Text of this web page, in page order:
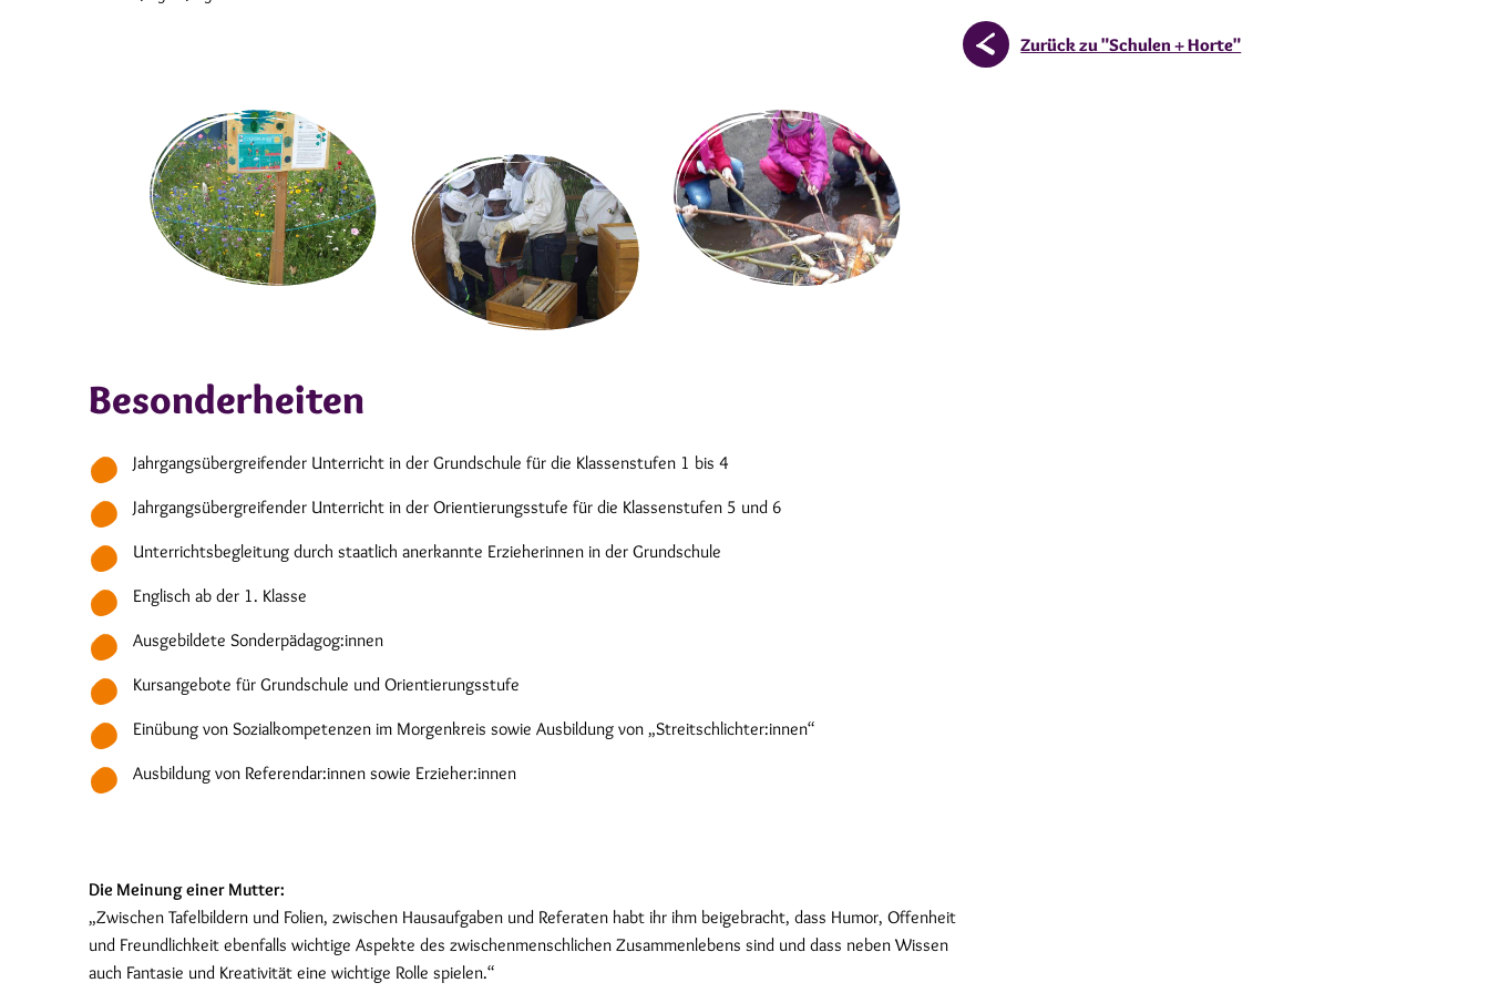
Besonderheiten
Jahrgangsübergreifender Unterricht in der Grundschule für die Klassenstufen 1 bis 4
Jahrgangsübergreifender Unterricht in der Orientierungsstufe für die Klassenstufen 5 und 6
Unterrichtsbegleitung durch staatlich anerkannte Erzieherinnen in der Grundschule
Englisch ab der 1. Klasse
Ausgebildete Sonderpädagog:innen
Kursangebote für Grundschule und Orientierungsstufe
Einübung von Sozialkompetenzen im Morgenkreis sowie Ausbildung von „Streitschlichter:innen“
Ausbildung von Referendar:innen sowie Erzieher:innen
Die Meinung einer Mutter:
„Zwischen Tafelbildern und Folien, zwischen Hausaufgaben und Referaten habt ihr ihm beigebracht, dass Humor, Offenheit
und Freundlichkeit ebenfalls wichtige Aspekte des zwischenmenschlichen Zusammenlebens sind und dass neben Wissen
auch Fantasie und Kreativität eine wichtige Rolle spielen.“
Zurück zu "Schulen + Horte"